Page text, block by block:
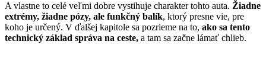
A vlastne to celé veľmi dobre vystihuje charakter tohto auta. Žiadne
extrémy, žiadne pózy, ale funkčný balík, ktorý presne vie, pre
koho je určený. V ďalšej kapitole sa pozrieme na to, ako sa tento
technický základ správa na ceste, a tam sa začne lámať chlieb.